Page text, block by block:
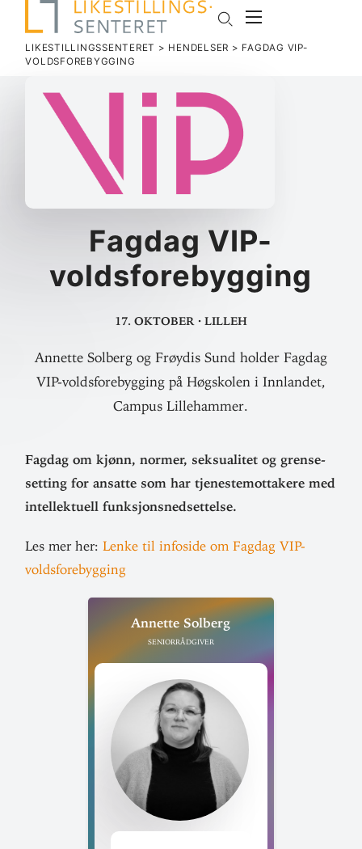
LIKESTILLINGSSENTERET > HENDELSER > FAGDAG VIP-
VOLDSFOREBYGGING
Fagdag VIP-
voldsforebygging
17. oktober ·Lilleh
Annette Solberg og Frøydis Sund holder Fagdag
VIP-voldsforebygging på Høgskolen i Innlandet,
Campus Lillehammer.
Fagdag om kjønn, normer, sek­su­alitet og grense­
setting for ansatte som har tje­neste­mot­takere med
intel­lek­tuell funksjonsnedsettelse.
Les mer her:Lenke til infoside om Fagdag VIP-
voldsforebygging
Annette Solberg
Seniorrådgiver